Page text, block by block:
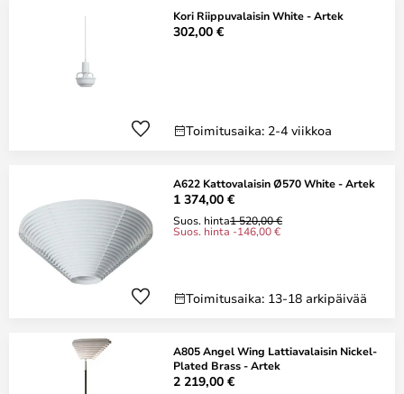
Kori Riippuvalaisin White - Artek
302,00 €
Toimitusaika: 2-4 viikkoa
A622 Kattovalaisin Ø570 White - Artek
1 374,00 €
Suos. hinta1 520,00 €
Suos. hinta -146,00 €
Toimitusaika: 13-18 arkipäivää
A805 Angel Wing Lattiavalaisin Nickel-
Plated Brass - Artek
2 219,00 €